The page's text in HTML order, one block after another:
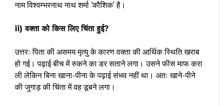
नाम विश्वम्भरनाथ नाथ शर्मा ‘कौशिक’ है।
ii) वक्ता को किस लिए चिंता हुई?
उत्तरः पिता की असमय मृत्यु के कारण वक्ता की आर्थिक स्थिति खराब
हो गई। पढ़ाई बीच में रुकने का डर सताने लगा। उसने फीस माफ करा
ली लेकिन बिना खाना-पीना के पढ़ाई संभव नहीं था। अतः खाने-पीने
की जुगाड़ की चिंता में वह डूबने लगा।